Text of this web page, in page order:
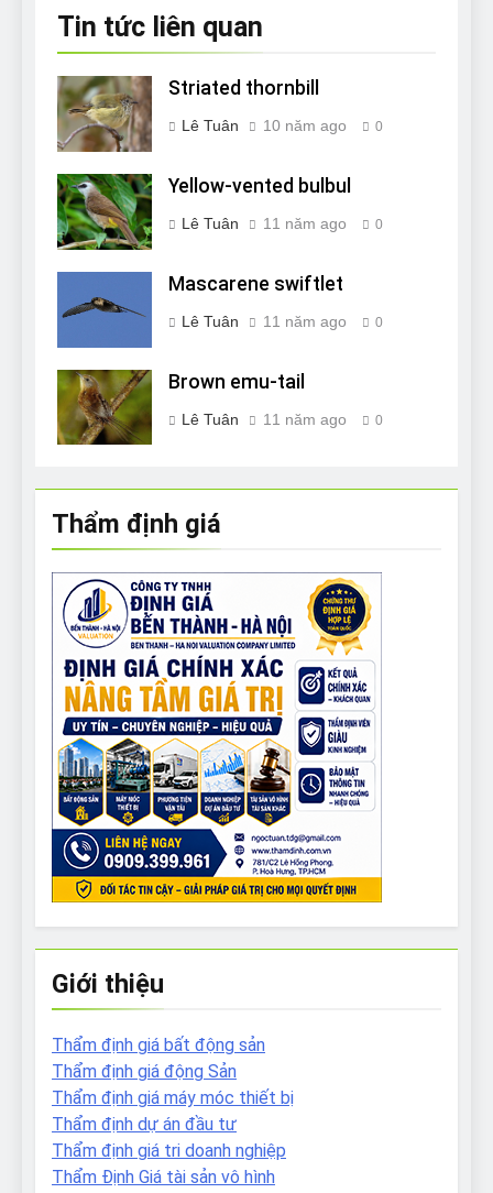
Tin tức liên quan
Striated thornbill
Lê Tuân 10 năm ago 0
Yellow-vented bulbul
Lê Tuân 11 năm ago 0
Mascarene swiftlet
Lê Tuân 11 năm ago 0
Brown emu-tail
Lê Tuân 11 năm ago 0
Thẩm định giá
Giới thiệu
Thẩm định giá bất động sản
Thẩm định giá động Sản
Thẩm định giá máy móc thiết bị
Thẩm định dự án đầu tư
Thẩm định giá tri doanh nghiệp
Thẩm Định Giá tài sản vô hình